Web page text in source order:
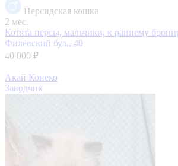
Персидская кошка
2 мес.
Котята персы, мальчики, к раннему
Филёвский бул., 40
40 000 ₽
Акай Конеко
Заводчик